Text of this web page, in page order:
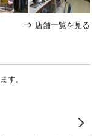
店舗一覧を見る
す。